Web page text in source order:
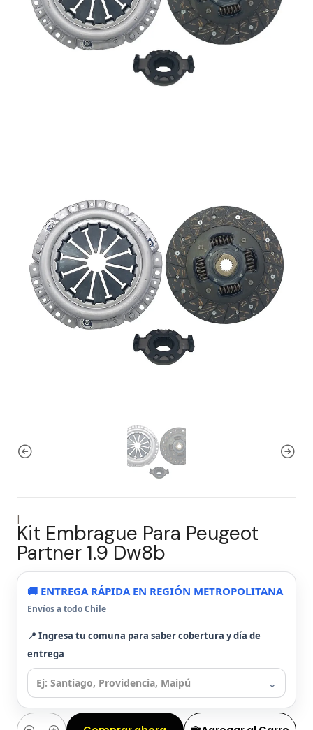
|
Kit Embrague Para Peugeot
Partner 1.9 Dw8b
🚚 ENTREGA RÁPIDA EN REGIÓN METROPOLITANA
Envíos a todo Chile
📍 Ingresa tu comuna para saber cobertura y día de
entrega
⌄